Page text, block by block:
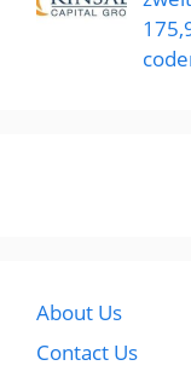
About Us
Contact Us